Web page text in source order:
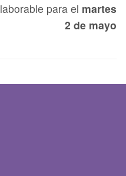
laborable para el martes
2 de mayo